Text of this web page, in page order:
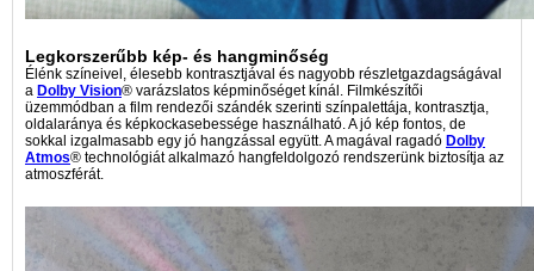
Legkorszerűbb kép- és hangminőség
Élénk színeivel, élesebb kontrasztjával és nagyobb részletgazdagságával
a Dolby Vision® varázslatos képminőséget kínál. Filmkészítői
üzemmódban a film rendezői szándék szerinti színpalettája, kontrasztja,
oldalaránya és képkockasebessége használható. A jó kép fontos, de
sokkal izgalmasabb egy jó hangzással együtt. A magával ragadó Dolby
Atmos® technológiát alkalmazó hangfeldolgozó rendszerünk biztosítja az
atmoszférát.